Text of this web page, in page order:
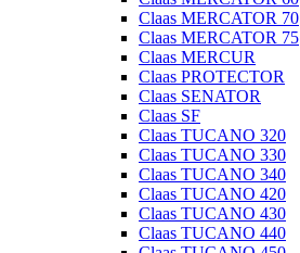
Claas MERCATOR 70
Claas MERCATOR 75
Claas MERCUR
Claas PROTECTOR
Claas SENATOR
Claas SF
Claas TUCANO 320
Claas TUCANO 330
Claas TUCANO 340
Claas TUCANO 420
Claas TUCANO 430
Claas TUCANO 440